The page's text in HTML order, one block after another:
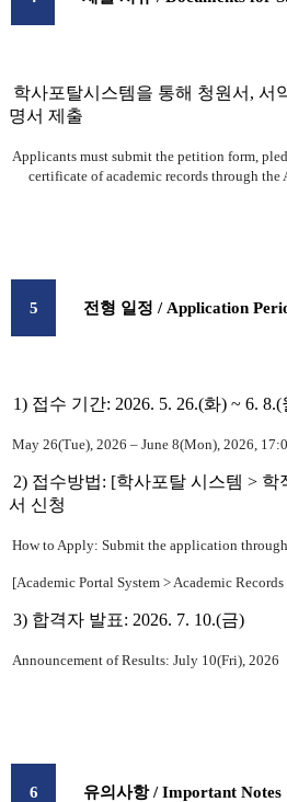
학사포탈시스템을 통해 청원서, 서
명서 제출
Applicants must submit the petition form,
certificate of academic records through the
5 전형 일정 / Application
1) 접수 기간: 2026. 5. 26.(화) ~ 6. 8.(
May 26(Tue), 2026 – June 8(Mon), 2026,
2) 접수방법: [학사포탈 시스템 > 학
서 신청
How to Apply: Submit the application through
[Academic Portal System > Academic
3) 합격자 발표: 2026. 7. 10.(금)
Announcement of Results: July 10(Fri), 2026
6 유의사항/ Important Notes